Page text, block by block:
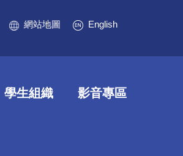
網站地圖 English
學生組織 影音專區